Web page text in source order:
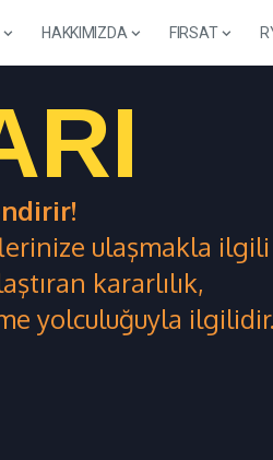
HAKKIMIZDA FIRSAT
ulaşmakla ilgili
kararlılık,
yolculuğuyla ilgilidir.